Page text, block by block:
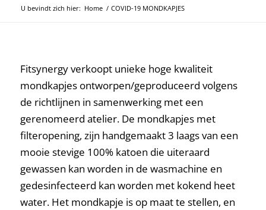
U bevindt zich hier: Home / COVID-19 MONDKAPJES
Fitsynergy verkoopt unieke hoge kwaliteit
mondkapjes ontworpen/geproduceerd volgens
de richtlijnen in samenwerking met een
gerenomeerd atelier. De mondkapjes met
filteropening, zijn handgemaakt 3 laags van een
mooie stevige 100% katoen die uiteraard
gewassen kan worden in de wasmachine en
gedesinfecteerd kan worden met kokend heet
water. Het mondkapje is op maat te stellen, en